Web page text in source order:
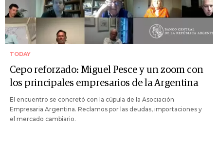
TODAY
Cepo reforzado: Miguel Pesce y un zoom con
los principales empresarios de la Argentina
El encuentro se concretó con la cúpula de la Asociación
Empresaria Argentina. Reclamos por las deudas, importaciones y
el mercado cambiario.